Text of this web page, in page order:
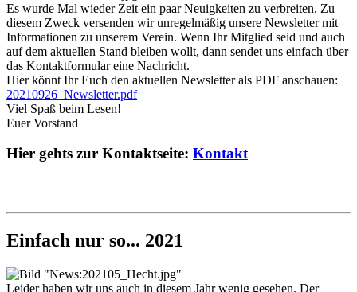
Es wurde Mal wieder Zeit ein paar Neuigkeiten zu verbreiten. Zu
diesem Zweck versenden wir unregelmäßig unsere Newsletter mit
Informationen zu unserem Verein. Wenn Ihr Mitglied seid und auch
auf dem aktuellen Stand bleiben wollt, dann sendet uns einfach über
das Kontaktformular eine Nachricht.
Hier könnt Ihr Euch den aktuellen Newsletter als PDF anschauen:
20210926_Newsletter.pdf
Viel Spaß beim Lesen!
Euer Vorstand
Hier gehts zur Kontaktseite: Kontakt
Einfach nur so... 2021
Leider haben wir uns auch in diesem Jahr wenig gesehen. Der